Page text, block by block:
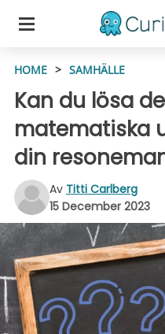
HOME > SAMHÄLLE
Kan du lösa
matematiska
din
Av Titti Carlberg
15 December 2023